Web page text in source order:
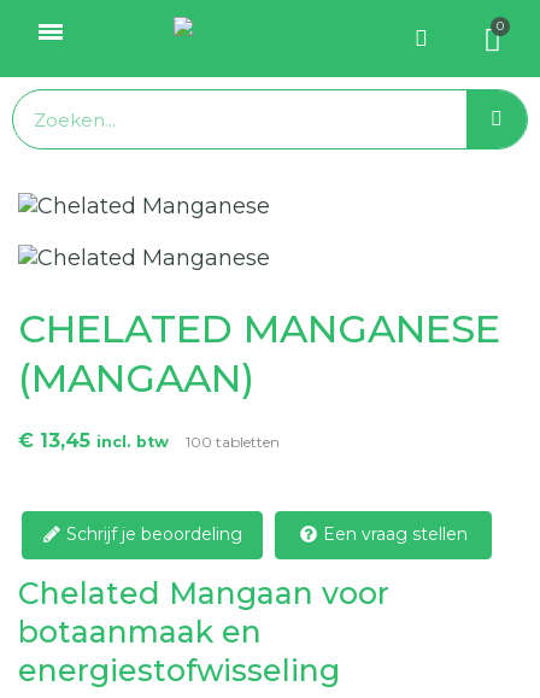
CHELATED MANGANESE
(MANGAAN)
€ 13,45 incl. btw 100 tabletten
Schrijf je beoordeling Een vraag stellen
Chelated Mangaan voor
botaanmaak en
energiestofwisseling